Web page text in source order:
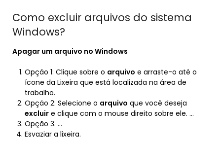
Como excluir arquivos do sistema
Windows?
Apagar um arquivo no Windows
Opção 1: Clique sobre o arquivo e arraste-o até o
ícone da Lixeira que está localizada na área de
trabalho.
Opção 2: Selecione o arquivo que você deseja
excluir e clique com o mouse direito sobre ele. …
Opção 3. …
Esvaziar a lixeira.